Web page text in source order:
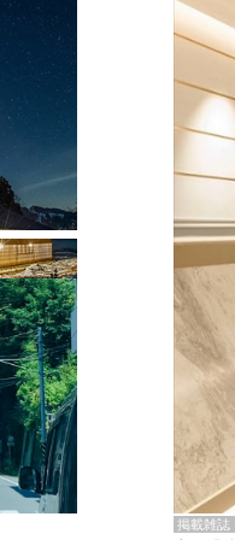
掲載雑誌
ダニズ
ト記事が